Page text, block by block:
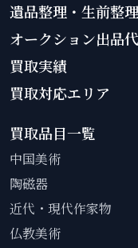
遺品整理・生前整理
オークション出品
買取実績
買取対応エリア
買取品目一覧
中国美術
陶磁器
近代・現代作家物
仏教美術